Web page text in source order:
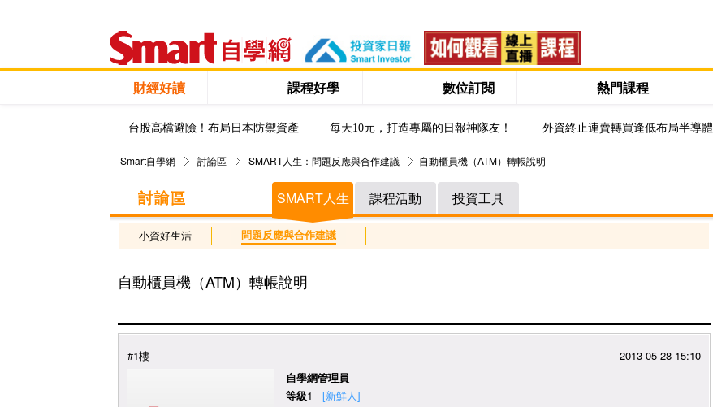
財經好讀 課程好學 數位訂閱 熱門課程
台股高檔避險！布局日本防禦資產 每天10元，打造專屬的日報神隊友！ 外資終止連賣轉買逢低布局半導體
Smart自學網 討論區 SMART人生：問題反應與合作建議 自動櫃員機（ATM）轉帳說明
SMART人生 課程活動 投資工具
小資好生活 問題反應與合作建議
自動櫃員機（ATM）轉帳說明
#1樓
2013-05-28 15:10
自學網管理員
等級1
[新鮮人]